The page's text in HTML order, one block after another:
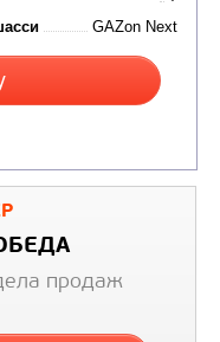
по запросу
загрузки
продаж